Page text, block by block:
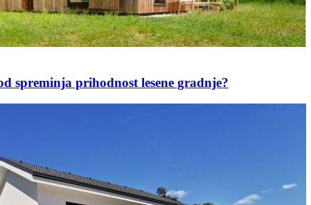
spreminja prihodnost lesene gradnje?